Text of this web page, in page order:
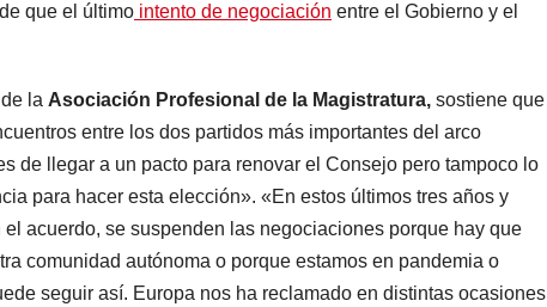
que el último intento de negociación entre el Gobierno y el
la Asociación Profesional de la Magistratura, sostiene que
entre los dos partidos más importantes del arco
de llegar a un pacto para renovar el Consejo pero tampoco lo
para hacer esta elección». «En estos últimos tres años y
acuerdo, se suspenden las negociaciones porque hay que
comunidad autónoma o porque estamos en pandemia o
seguir así. Europa nos ha reclamado en distintas ocasiones